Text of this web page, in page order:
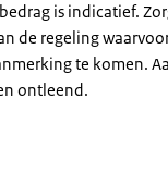
is indicatief.
de regeling
te komen.
ontleend.